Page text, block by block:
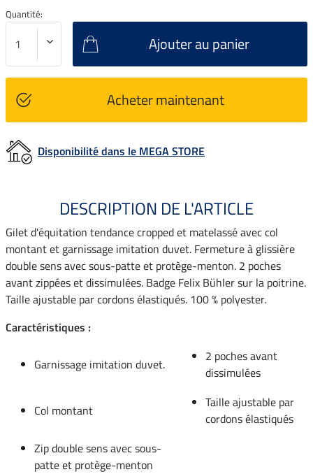
Quantité:
Ajouter au panier
Acheter maintenant
Disponibilité dans le MEGA STORE
DESCRIPTION DE L'ARTICLE
Gilet d'équitation tendance cropped et matelassé avec col
montant et garnissage imitation duvet. Fermeture à glissière
double sens avec sous-patte et protège-menton. 2 poches
avant zippées et dissimulées. Badge Felix Bühler sur la poitrine.
Taille ajustable par cordons élastiqués. 100 % polyester.
Caractéristiques :
Garnissage imitation duvet.
2 poches avant
dissimulées
Col montant
Taille ajustable par
cordons élastiqués
Zip double sens avec sous-
patte et protège-menton